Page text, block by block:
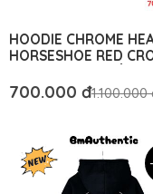
HOODIE CHROME
HORSESHOE RED
RỘNG – BM
700.000 đ1.100.000